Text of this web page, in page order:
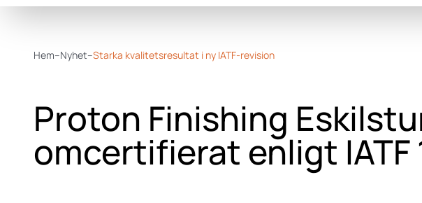
Hem–Nyhet–Starka kvalitetsresultat i ny IATF-revision
Proton Finishing
omcertifierat enligt IATF